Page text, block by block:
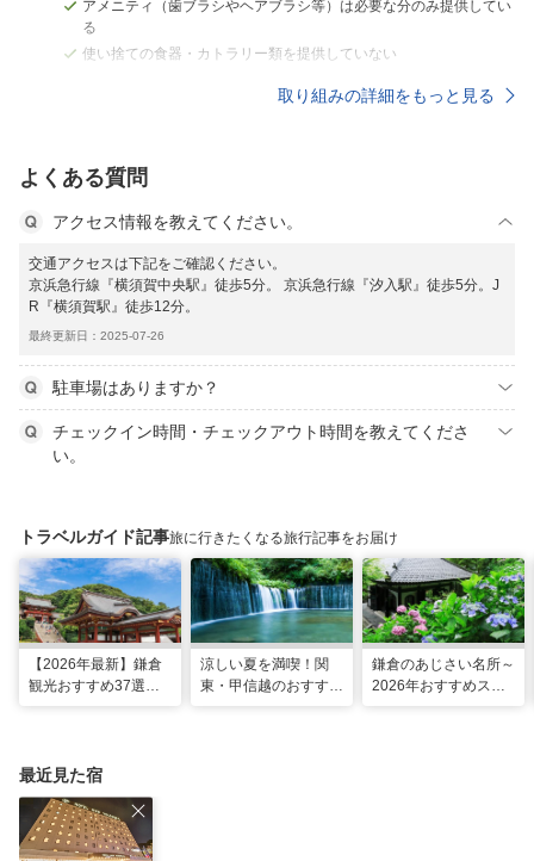
アメニティ（歯ブラシやヘアブラシ等）は必要な分のみ提供してい
る
使い捨ての食器・カトラリー類を提供していない
取り組みの詳細をもっと見る
よくある質問
アクセス情報を教えてください。
交通アクセスは下記をご確認ください。
京浜急行線『横須賀中央駅』徒歩5分。 京浜急行線『汐入駅』徒歩5分。J
R『横須賀駅』徒歩12分。
最終更新日：2025-07-26
駐車場はありますか？
チェックイン時間・チェックアウト時間を教えてくださ
い。
トラベルガイド記事旅に行きたくなる旅行記事をお届け
【2026年最新】鎌倉
観光おすすめ37選！
涼しい夏を満喫！関
東・甲信越のおすすめ
鎌倉のあじさい名所～
2026年おすすめスポ
最近見た宿